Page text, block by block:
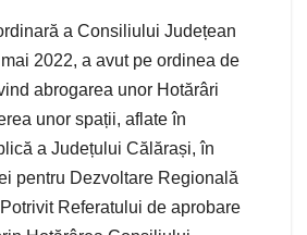
a Consiliului Județean
2022, a avut pe ordinea de
abrogarea unor Hotărâri
unor spații, aflate în
a Județului Călărași, în
pentru Dezvoltare Regională
Referatului de aprobare